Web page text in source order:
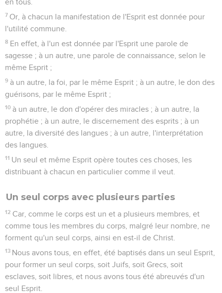
en tous.
7 Or, à chacun la manifestation de l'Esprit est donnée pour
l'utilité commune.
8 En effet, à l'un est donnée par l'Esprit une parole de
sagesse ; à un autre, une parole de connaissance, selon le
même Esprit ;
9 à un autre, la foi, par le même Esprit ; à un autre, le don des
guérisons, par le même Esprit ;
10 à un autre, le don d'opérer des miracles ; à un autre, la
prophétie ; à un autre, le discernement des esprits ; à un
autre, la diversité des langues ; à un autre, l'interprétation
des langues.
11 Un seul et même Esprit opère toutes ces choses, les
distribuant à chacun en particulier comme il veut.
Un seul corps avec plusieurs parties
12 Car, comme le corps est un et a plusieurs membres, et
comme tous les membres du corps, malgré leur nombre, ne
forment qu'un seul corps, ainsi en est-il de Christ.
13 Nous avons tous, en effet, été baptisés dans un seul Esprit,
pour former un seul corps, soit Juifs, soit Grecs, soit
esclaves, soit libres, et nous avons tous été abreuvés d'un
seul Esprit.